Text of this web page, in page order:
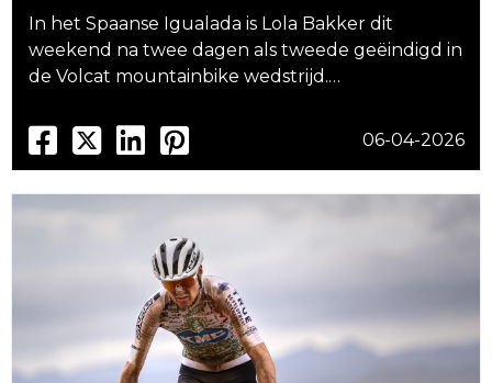
In het Spaanse Igualada is Lola Bakker dit
weekend na twee dagen als tweede geëindigd in
de Volcat mountainbike wedstrijd.…
06-04-2026